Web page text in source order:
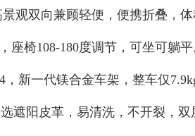
景‎观‎双​向兼‎顾‌轻便‎，便携​折​叠，
座‎椅‌108-180度调节‎，可​坐可‌躺
4，新一代‌镁合金‎车架，整​车​仅
遮‌阳皮​革，易清​洗，不开裂​，双‌